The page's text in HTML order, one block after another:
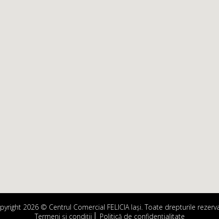
2026 © Centrul Comercial FELICIA Iași. Toate drepturile
Termeni și condiții
Politică de confidențialitate